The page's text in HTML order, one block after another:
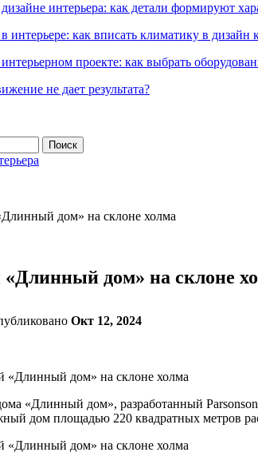
интерьера: как детали формируют
интерьере: как вписать климатику в дизайн
проекте: как выбрать
не дает результата?
дом» на склоне холма
дом» на склоне
Окт 12, 2024
«Длинный дом», разработанный
дом площадью 220 квадратных метров